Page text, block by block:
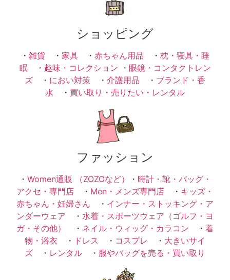
ショッピング
・ 雑貨 ・ 家具 ・ 赤ちゃん用品 ・ 枕・寝具・睡
眠・ 趣味・コレクション ・ 眼鏡・コンタクトレン
ズ ・ におい対策 ・ 介護用品 ・ ブランド・香
水 ・ 買い取り・売りたい・レンタル
ファッション
・ Women通販 （ZOZOなど） ・ 時計・靴・バッグ・
アクセ・専門店 ・ Men・メンズ専門店 ・ キッズ・
赤ちゃん・妊婦さん ・ インナー・ストッキング・ア
ンダーウェア ・ 水着・スポーツウェア（ゴルフ・ヨ
ガ・その他）
・ ネイル・ウィッグ・カラコン ・ 着
物・浴衣 ・ ドレス ・ コスプレ ・ 大きいサイ
ズ ・ レンタル ・ 服やバッグを売る・買い取り